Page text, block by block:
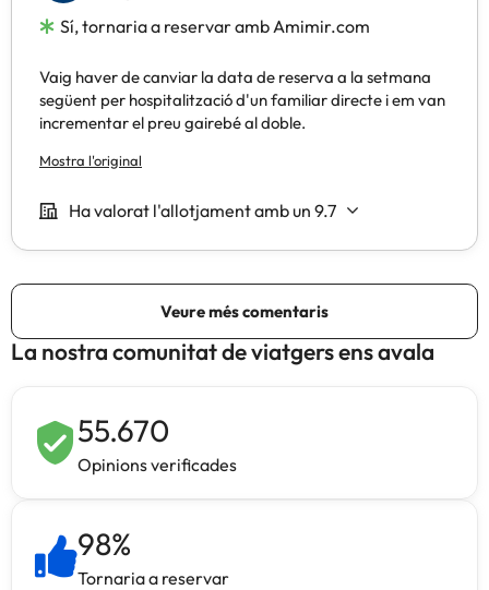
La nostra comunitat de viatgers ens avala
55.670
Opinions verificades
98%
Tornaria a reservar